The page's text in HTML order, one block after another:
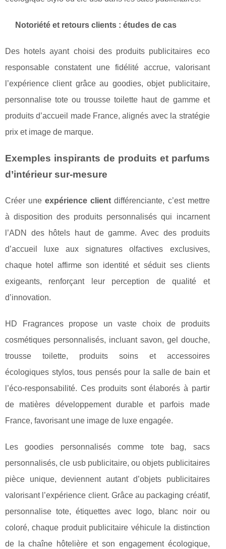
Notoriété et retours clients : études de cas
Des hotels ayant choisi des produits publicitaires eco
responsable constatent une fidélité accrue, valorisant
l’expérience client grâce au goodies, objet publicitaire,
personnalise tote ou trousse toilette haut de gamme et
produits d’accueil made France, alignés avec la stratégie
prix et image de marque.
Exemples inspirants de produits et parfums
d’intérieur sur-mesure
Créer uneexpérience client différenciante, c’est mettre
à disposition des produits personnalisés qui incarnent
l’ADN des hôtels haut de gamme. Avec des produits
d’accueil luxe aux signatures olfactives exclusives,
chaque hotel affirme son identité et séduit ses clients
exigeants, renforçant leur perception de qualité et
d’innovation.
HD Fragrances propose un vaste choix de produits
cosmétiques personnalisés, incluant savon, gel douche,
trousse toilette, produits soins et accessoires
écologiques stylos, tous pensés pour la salle de bain et
l’éco-responsabilité. Ces produits sont élaborés à partir
de matières développement durable et parfois made
France, favorisant une image de luxe engagée.
Les goodies personnalisés comme tote bag, sacs
personnalisés, cle usb publicitaire, ou objets publicitaires
pièce unique, deviennent autant d’objets publicitaires
valorisant l’expérience client. Grâce au packaging créatif,
personnalise tote, étiquettes avec logo, blanc noir ou
coloré, chaque produit publicitaire véhicule la distinction
de la chaîne hôtelière et son engagement écologique,